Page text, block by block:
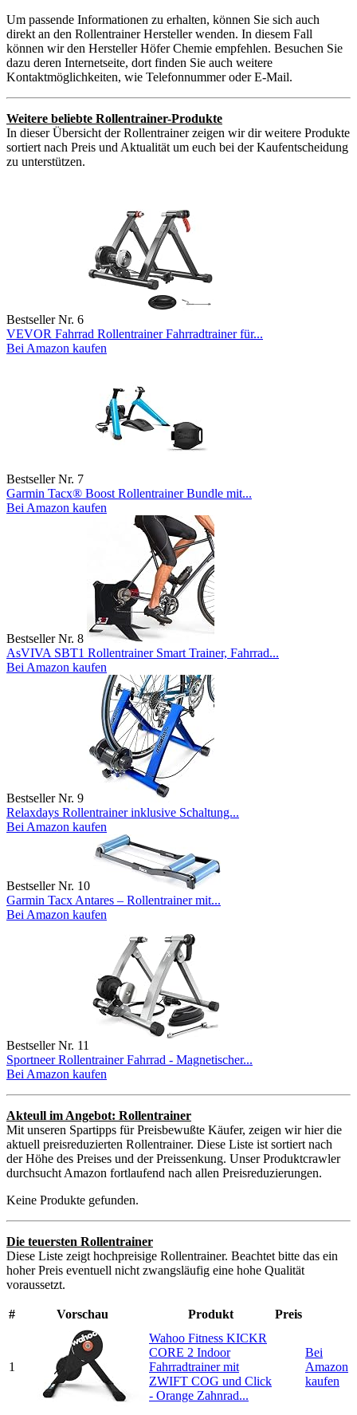
Um passende Informationen zu erhalten, können Sie sich auch
direkt an den Rollentrainer Hersteller wenden. In diesem Fall
können wir den Hersteller Höfer Chemie empfehlen. Besuchen Sie
dazu deren Internetseite, dort finden Sie auch weitere
Kontaktmöglichkeiten, wie Telefonnummer oder E-Mail.
Weitere beliebte Rollentrainer-Produkte
In dieser Übersicht der Rollentrainer zeigen wir dir weitere Produkte
sortiert nach Preis und Aktualität um euch bei der Kaufentscheidung
zu unterstützen.
Bestseller Nr. 6
VEVOR Fahrrad Rollentrainer Fahrradtrainer für...
Bei Amazon kaufen
Bestseller Nr. 7
Garmin Tacx® Boost Rollentrainer Bundle mit...
Bei Amazon kaufen
Bestseller Nr. 8
AsVIVA SBT1 Rollentrainer Smart Trainer, Fahrrad...
Bei Amazon kaufen
Bestseller Nr. 9
Relaxdays Rollentrainer inklusive Schaltung...
Bei Amazon kaufen
Bestseller Nr. 10
Garmin Tacx Antares – Rollentrainer mit...
Bei Amazon kaufen
Bestseller Nr. 11
Sportneer Rollentrainer Fahrrad - Magnetischer...
Bei Amazon kaufen
Akteull im Angebot: Rollentrainer
Mit unseren Spartipps für Preisbewußte Käufer, zeigen wir hier die
aktuell preisreduzierten Rollentrainer. Diese Liste ist sortiert nach
der Höhe des Preises und der Preissenkung. Unser Produktcrawler
durchsucht Amazon fortlaufend nach allen Preisreduzierungen.
Keine Produkte gefunden.
Die teuersten Rollentrainer
Diese Liste zeigt hochpreisige Rollentrainer. Beachtet bitte das ein
hoher Preis eventuell nicht zwangsläufig eine hohe Qualität
voraussetzt.
# Vorschau Produkt Preis
1
Wahoo Fitness KICKR
CORE 2 Indoor
Fahrradtrainer mit
ZWIFT COG und Click
- Orange Zahnrad...
Bei
Amazon
kaufen